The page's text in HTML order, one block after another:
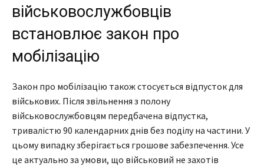
військовослужбовців
встановлює закон про
мобілізацію
Закон про мобілізацію також стосується відпусток для
військових. Після звільнення з полону
військовослужбовцям передбачена відпустка,
тривалістю 90 календарних днів без поділу на частини. У
цьому випадку зберігається грошове забезпечення. Усе
це актуально за умови, що військовий не захотів